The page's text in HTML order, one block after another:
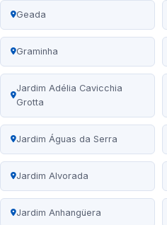
Geada
Graminha
Jardim Adélia Cavicchia
Grotta
Jardim Águas da Serra
Jardim Alvorada
Jardim Anhangüera